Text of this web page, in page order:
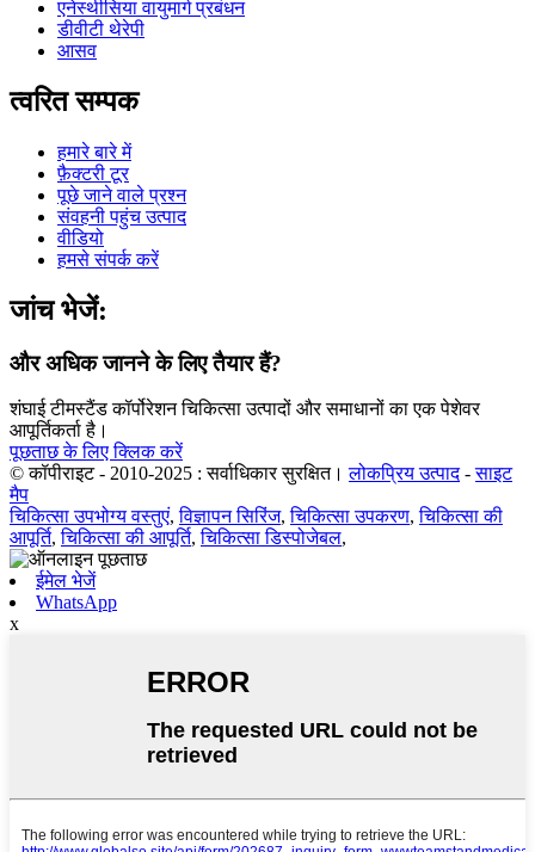
एनेस्थीसिया वायुमार्ग प्रबंधन
डीवीटी थेरेपी
आसव
त्वरित सम्पक
हमारे बारे में
फ़ैक्टरी टूर
पूछे जाने वाले प्रश्न
संवहनी पहुंच उत्पाद
वीडियो
हमसे संपर्क करें
जांच भेजें:
और अधिक जानने के लिए तैयार हैं?
शंघाई टीमस्टैंड कॉर्पोरेशन चिकित्सा उत्पादों और समाधानों का एक पेशेवर
आपूर्तिकर्ता है।
पूछताछ के लिए क्लिक करें
© कॉपीराइट - 2010-2025 : सर्वाधिकार सुरक्षित। लोकप्रिय उत्पाद-साइट
मैप
चिकित्सा उपभोग्य वस्तुएं,विज्ञापन सिरिंज,चिकित्सा उपकरण,चिकित्सा की
आपूर्ति,चिकित्सा की आपूर्ति,चिकित्सा डिस्पोजेबल,
ईमेल भेजें
WhatsApp
x